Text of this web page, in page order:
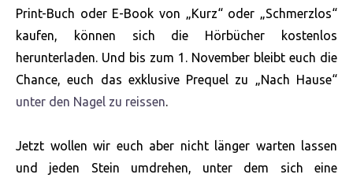
Print-Buch oder E-Book von „Kurz“ oder „Schmerzlos“
kaufen, können sich die Hörbücher kostenlos
herunterladen. Und bis zum 1. November bleibt euch die
Chance, euch das exklusive Prequel zu „Nach Hause“
unter den Nagel zu reissen.
Jetzt wollen wir euch aber nicht länger warten lassen
und jeden Stein umdrehen, unter dem sich eine